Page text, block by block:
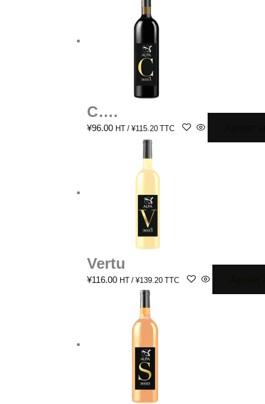
C….
¥96.00 HT /¥115.20TTC
Vertu
¥116.00 HT /¥139.20TTC